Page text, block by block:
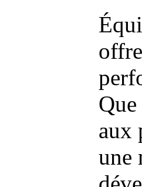
aux
une